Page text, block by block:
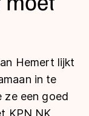
Hemert lijkt
in te
ze een goed
KPN NK